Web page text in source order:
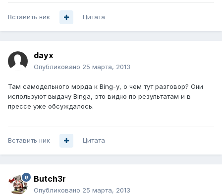
Вставить ник Цитата
dayx
Опубликовано 25 марта, 2013
Там самодельного морда к Bing-у, о чем тут разговор? Они
используют выдачу Binga, это видно по результатам и в
прессе уже обсуждалось.
Вставить ник Цитата
Butch3r
Опубликовано 25 марта, 2013